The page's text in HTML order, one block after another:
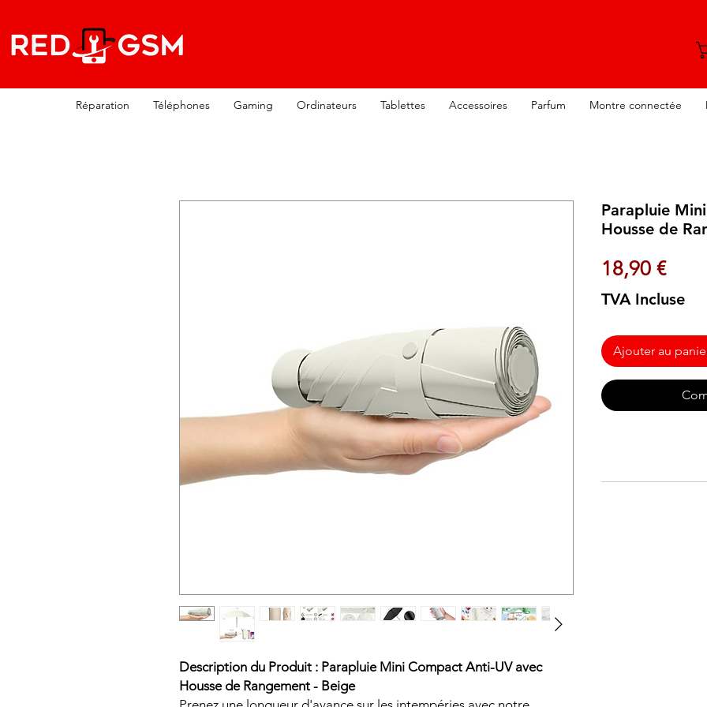
Réparation Téléphones Gaming Ordinateurs Tablettes Accessoires Parfum Montre connectée
Description du Produit : Parapluie Mini Compact Anti-UV avec
Housse de Rangement - Beige
Parapluie
Housse de
18,90 €Prix
TVA Incluse
Ajouter au